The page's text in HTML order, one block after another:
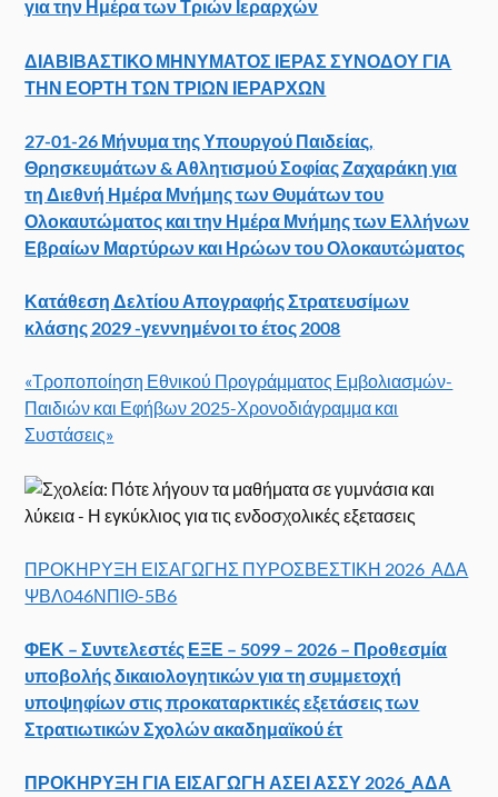
για την Ημέρα των Τριών Ιεραρχών
ΔΙΑΒΙΒΑΣΤΙΚΟ ΜΗΝΥΜΑΤΟΣ ΙΕΡΑΣ ΣΥΝΟΔΟΥ ΓΙΑ
ΤΗΝ ΕΟΡΤΗ ΤΩΝ ΤΡΙΩΝ ΙΕΡΑΡΧΩΝ
27-01-26 Μήνυμα της Υπουργού Παιδείας,
Θρησκευμάτων & Αθλητισμού Σοφίας Ζαχαράκη για
τη Διεθνή Ημέρα Μνήμης των Θυμάτων του
Ολοκαυτώματος και την Ημέρα Μνήμης των Ελλήνων
Εβραίων Μαρτύρων και Ηρώων του Ολοκαυτώματος
Κατάθεση Δελτίου Απογραφής Στρατευσίμων
κλάσης 2029 -γεννημένοι το έτος 2008
«Τροποποίηση Εθνικού Προγράμματος Εμβολιασμών-
Παιδιών και Εφήβων 2025-Χρονοδιάγραμμα και
Συστάσεις»
ΠΡΟΚΗΡΥΞΗ ΕΙΣΑΓΩΓΗΣ ΠΥΡΟΣΒΕΣΤΙΚΗ 2026_ΑΔΑ
ΨΒΛ046ΝΠΙΘ-5Β6
ΦΕΚ – Συντελεστές ΕΞΕ – 5099 – 2026 – Προθεσμία
υποβολής δικαιολογητικών για τη συμμετοχή
υποψηφίων στις προκαταρκτικές εξετάσεις των
Στρατιωτικών Σχολών ακαδημαϊκού έτ
ΠΡΟΚΗΡΥΞΗ ΓΙΑ ΕΙΣΑΓΩΓΗ ΑΣΕΙ ΑΣΣΥ 2026_ΑΔΑ